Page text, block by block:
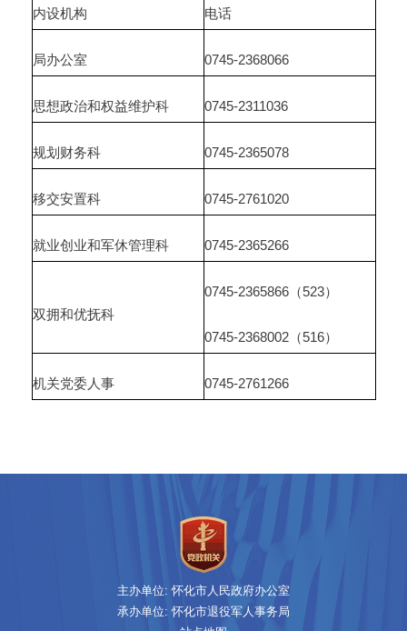
内设机构 电话
局办公室 0745-2368066
思想政治和权益维护科 0745-2311036
规划财务科 0745-2365078
移交安置科 0745-2761020
就业创业和军休管理科 0745-2365266
双拥和优抚科
0745-2365866（523）
0745-2368002（516）
机关党委人事 0745-2761266
主办单位: 怀化市人民政府办公室
承办单位: 怀化市退役军人事务局